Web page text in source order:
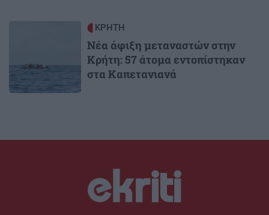
ΚΡΗΤΗ
Νέα άφιξη μεταναστών στην
Κρήτη: 57 άτομα εντοπίστηκαν
στα Καπετανιανά